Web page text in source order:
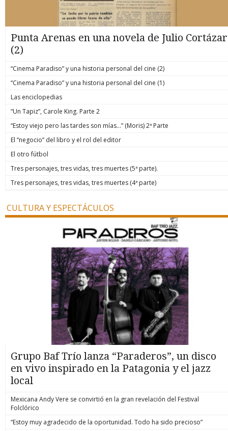
Punta Arenas en una novela de Julio Cortázar
(2)
“Cinema Paradiso” y una historia personal del cine (2)
“Cinema Paradiso” y una historia personal del cine (1)
Las enciclopedias
“Un Tapiz”, Carole King. Parte 2
“Estoy viejo pero las tardes son mías…” (Moris) 2ª Parte
El “negocio” del libro y el rol del editor
El otro fútbol
Tres personajes, tres vidas, tres muertes (5ª parte).
Tres personajes, tres vidas, tres muertes (4ª parte)
CULTURA Y ESPECTÁCULOS
Grupo Baf Trío lanza “Paraderos”, un disco
en vivo inspirado en la Patagonia y el jazz
local
Mexicana Andy Vere se convirtió en la gran revelación del Festival
Folclórico
“Estoy muy agradecido de la oportunidad. Todo ha sido precioso”